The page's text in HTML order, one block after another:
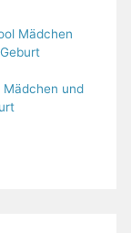
Mädchen und